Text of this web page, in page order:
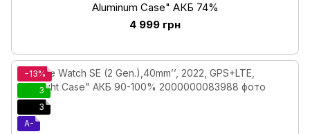
Aluminum Case" АКБ 74%
4 999 грн
−13%
3
3
A-